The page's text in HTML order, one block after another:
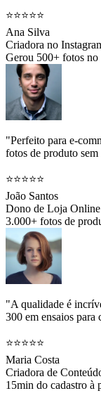
⭐⭐⭐⭐⭐
Ana Silva
Criadora no
Gerou 500+ fotos no
"Perfeito para e-
fotos de produto
⭐⭐⭐⭐⭐
João Santos
Dono de Loja Online
3.000+ fotos de
"A qualidade é
300 em ensaios
⭐⭐⭐⭐⭐
Maria Costa
Criadora de
15min do cadastro à